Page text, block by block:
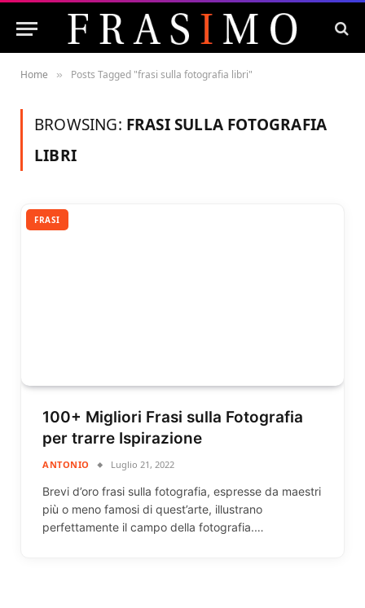
Home » Posts Tagged "frasi sulla fotografia libri"
BROWSING: FRASI SULLA FOTOGRAFIA
LIBRI
FRASI
100+ Migliori Frasi sulla Fotografia
per trarre Ispirazione
ANTONIO Luglio 21, 2022
Brevi d’oro frasi sulla fotografia, espresse da maestri
più o meno famosi di quest’arte, illustrano
perfettamente il campo della fotografia.…